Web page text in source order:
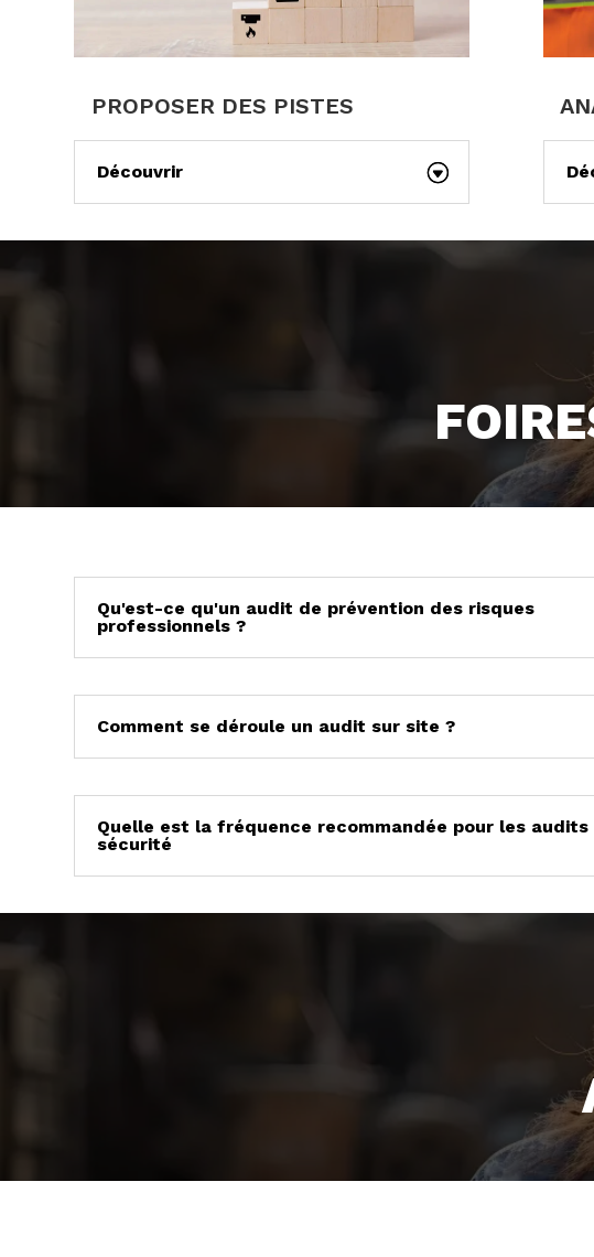
PROPOSER DES PISTES
Découvrir
Qu'est-ce qu'un audit de prévention des risques
professionnels ?
Comment se déroule un audit sur site ?
Quelle est la fréquence recommandée pour les audits
sécurité